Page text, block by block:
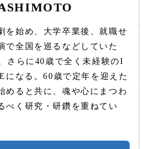
を始め、大学卒業後、就職せ
で全国を巡るなどしていた
さらに40歳で全く未経験のI
になる。60歳で定年を迎えた
めると共に、魂や心にまつわ
べく研究・研鑽を重ねてい